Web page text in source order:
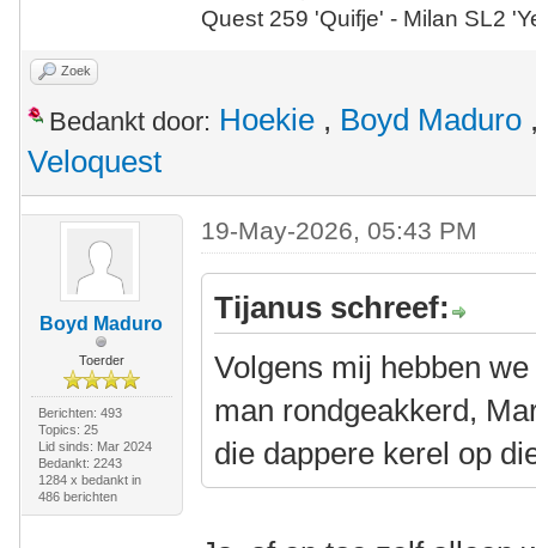
Quest 259 'Quifje' - Milan SL2
Zoek
Bedankt door: Hoekie , Boyd Maduro
Veloquest
Boyd Maduro
Toerder
Berichten: 493
Topics: 25
Lid sinds: Mar 2024
Bedankt: 2243
1284 x bedankt in
486 berichten
19-May-2026, 05:43 PM
Tijanus schreef:
Volgens mij hebben
man rondgeakkerd,
die dappere kerel op